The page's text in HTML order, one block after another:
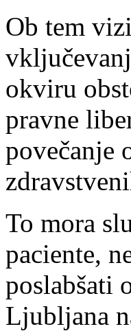
Ob tem
okviru
pravne
povečanje
To mora
paciente,
poslabšati
Ljubljana